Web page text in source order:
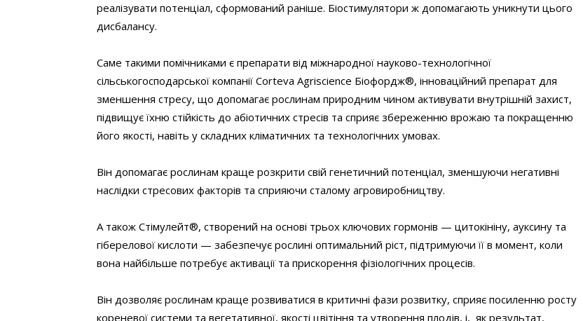
реалізувати потенціал, сформований раніше. Біостимулятори ж допомагають уникнути цього
дисбалансу.
Саме такими помічниками є препарати від міжнародної науково-технологічної
сільськогосподарської компанії Corteva Agriscience Біофордж®, інноваційний препарат для
зменшення стресу, що допомагає рослинам природним чином активувати внутрішній захист,
підвищує їхню стійкість до абіотичних стресів та сприяє збереженню врожаю та покращенню
його якості, навіть у складних кліматичних та технологічних умовах.
Він допомагає рослинам краще розкрити свій генетичний потенціал, зменшуючи негативні
наслідки стресових факторів та сприяючи сталому агровиробництву.
А також Стімулейт®, створений на основі трьох ключових гормонів — цитокініну, ауксину та
гіберелової кислоти — забезпечує рослині оптимальний ріст, підтримуючи її в момент, коли
вона найбільше потребує активації та прискорення фізіологічних процесів.
Він дозволяє рослинам краще розвиватися в критичні фази розвитку, сприяє посиленню росту
кореневої системи та вегетативної, якості цвітіння та утворення плодів, і, як результат,